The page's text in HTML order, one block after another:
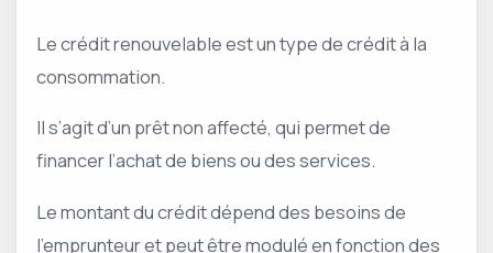
Le crédit renouvelable est un type de crédit à la
consommation.
Il s’agit d’un prêt non affecté, qui permet de
financer l’achat de biens ou des services.
Le montant du crédit dépend des besoins de
l’emprunteur et peut être modulé en fonction des